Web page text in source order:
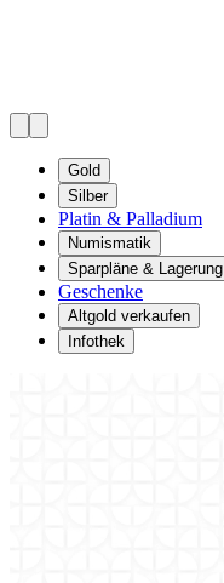
Gold
Silber
Platin & Palladium
Numismatik
Sparpläne & Lagerung
Geschenke
Altgold verkaufen
Infothek